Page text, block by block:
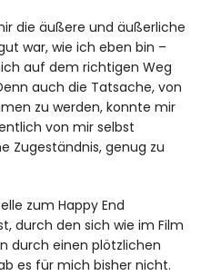
die äußere und äußerliche
war, wie ich eben bin –
auf dem richtigen Weg
auch die Tatsache, von
zu werden, konnte mir
von mir selbst
Zugeständnis, genug zu
zum Happy End
durch den sich wie im Film
durch einen plötzlichen
es für mich bisher nicht.